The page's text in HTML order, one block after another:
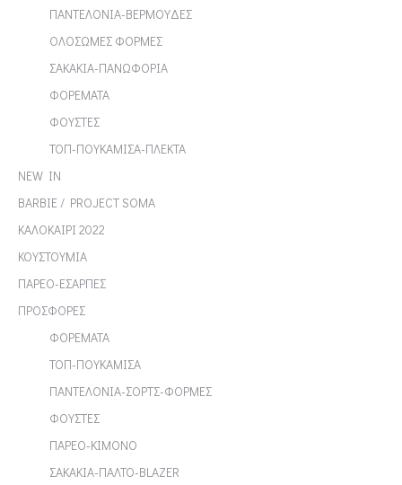
ΠΑΝΤΕΛΟΝΙΑ-ΒΕΡΜΟΥΔΕΣ
ΟΛΟΣΩΜΕΣ ΦΟΡΜΕΣ
ΣΑΚΑΚΙΑ-ΠΑΝΩΦΟΡΙΑ
ΦΟΡΕΜΑΤΑ
ΦΟΥΣΤΕΣ
ΤΟΠ-ΠΟΥΚΑΜΙΣΑ-ΠΛΕΚΤΑ
NEW IN
BARBIE / PROJECT SOMA
ΚΑΛΟΚΑΙΡΙ 2022
ΚΟΥΣΤΟΥΜΙΑ
ΠΑΡΕΟ-ΕΣΑΡΠΕΣ
ΠΡΟΣΦΟΡΕΣ
ΦΟΡΕΜΑΤΑ
ΤΟΠ-ΠΟΥΚΑΜΙΣΑ
ΠΑΝΤΕΛΟΝΙΑ-ΣΟΡΤΣ-ΦΟΡΜΕΣ
ΦΟΥΣΤΕΣ
ΠΑΡΕΟ-ΚΙΜΟΝΟ
ΣΑΚΑΚΙΑ-ΠΑΛΤΟ-BLAZER